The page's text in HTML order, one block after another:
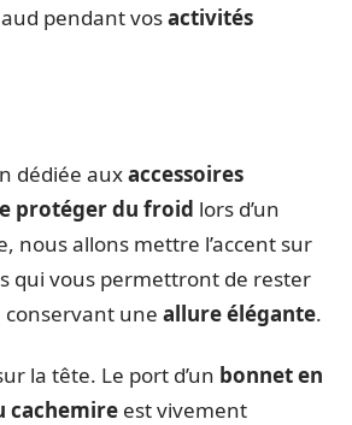
pendant vosactivités
dédiée auxaccessoires
protéger du froid lors d’un
nous allons mettre l’accent sur
qui vous permettront de rester
une allure élégante.
la tête. Le port d’un bonnet en
cachemire est vivement